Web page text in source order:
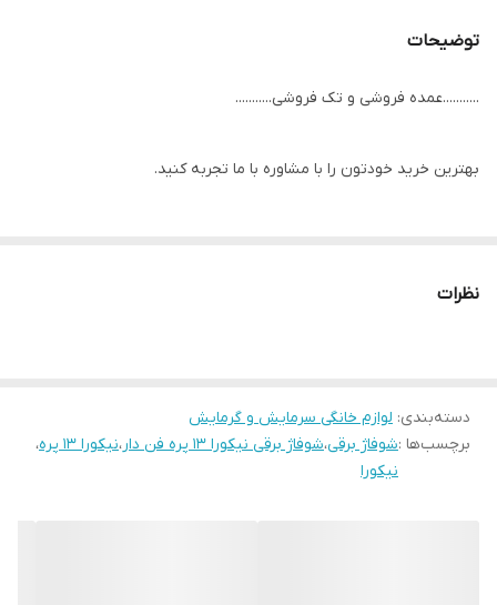
توضیحات
...........عمده فروشی و تک فروشی...........
بهترین خرید خودتون را با مشاوره با ما تجربه کنید.
شوفاژ برقی نیکورا ۱۳ پره فن دار ژاپن اصل
دارای ترموستات تنظیم دما.
قطع کن اتوماتیک در صورت واژگونی
نظرات
دسته‌بندی: لوازم خانگی سرمایش و گرمایش
برچسب‌ها :شوفاژ برقی،شوفاژ برقی نیکورا 13 پره فن دار ،نیکورا 13 پره
،
نیکورا